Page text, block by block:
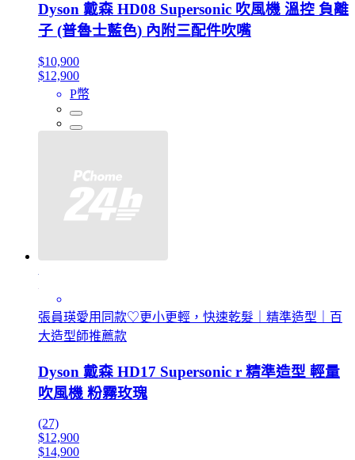
Dyson 戴森 HD08 Supersonic 吹風機 溫控 負離
子 (普魯士藍色) 內附三配件吹嘴
$10,900
$12,900
P幣
張員瑛愛用同款♡更小更輕，快速乾髮｜精準造型｜百
大造型師推薦款
Dyson 戴森 HD17 Supersonic r 精準造型 輕量
吹風機 粉霧玫瑰
(27)
$12,900
$14,900